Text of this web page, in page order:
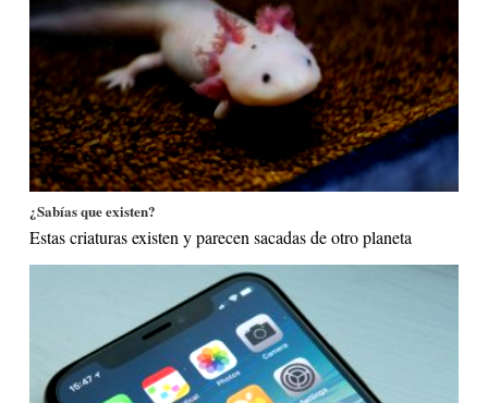
¿Sabías que existen?
Estas criaturas existen y parecen sacadas de otro planeta